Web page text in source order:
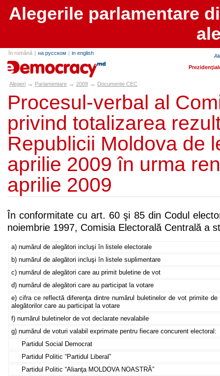
Alegerile parlamentare
în română | на русском | in english
alegeri.md
Alegeri → Parlamentare → 2009 → Documente CEC
Procesul-verbal al
privind totalizarea
Republicii Moldova de
aprilie 2009 în urma
aprilie 2009
În conformitate cu art. 60 şi 85 din Codul
noiembrie 1997, Comisia Electorală Centrală a
a) numărul de alegători incluşi în listele electorale
b) numărul de alegători incluşi în listele suplimentare
c) numărul de alegători care au primit buletine de vot
d) numărul de alegători care au participat la votare
e) cifra ce reflectă diferenţa dintre numărul buletinelor de vot primite de
alegătorilor care au participat la votare
f) numărul buletinelor de vot declarate nevalabile
g) numărul de voturi valabil exprimate pentru fiecare concurent electoral:
Partidul Social Democrat
Partidul Politic “Partidul Liberal”
Partidul Politic “Alianţa MOLDOVA NOASTRĂ”